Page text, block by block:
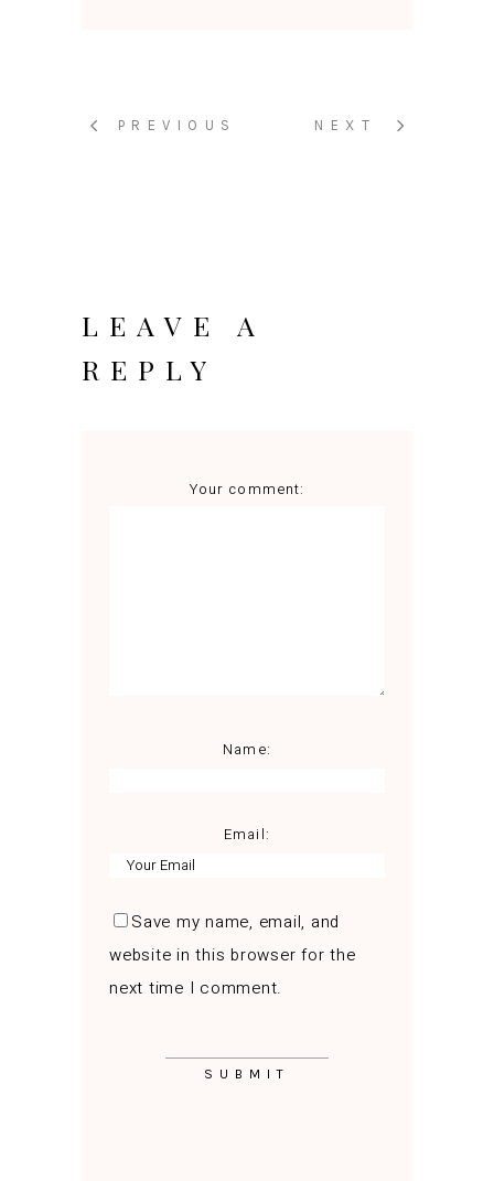
PREVIOUS NEXT
LEAVE A
REPLY
Your comment:
Name:
Email:
Save my name, email, and
website in this browser for the
next time I comment.